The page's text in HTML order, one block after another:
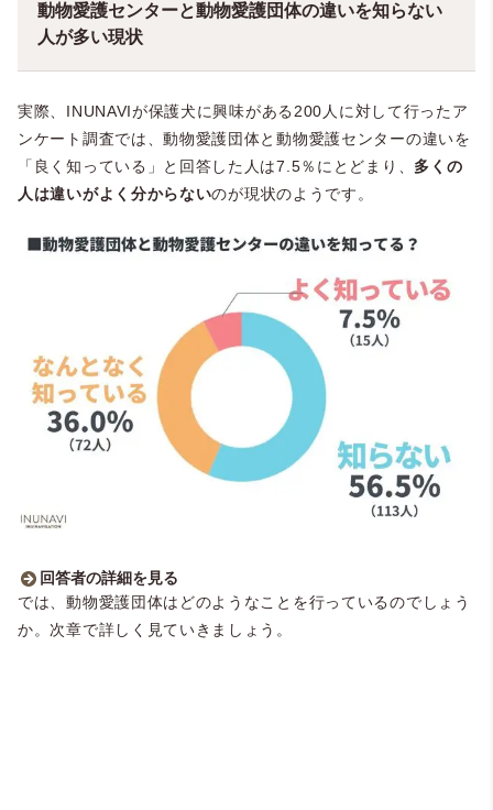
動物愛護センターと動物愛護団体の違いを知らない
人が多い現状
実際、INUNAVIが保護犬に興味がある200人に対して行ったア
ンケート調査では、動物愛護団体と動物愛護センターの違いを
「良く知っている」と回答した人は7.5％にとどまり、 多くの
人は違いがよく分からないのが現状のようです。
回答者の詳細を見る
■動物愛護団体と動物愛護センターの違いを知ってる？
・知らない：56.5％（113人）
では、動物愛護団体はどのようなことを行っているのでしょう
か。次章で詳しく見ていきましょう。